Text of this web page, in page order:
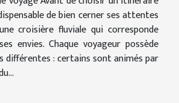
de bien cerner ses attentes
croisière fluviale qui corresponde
envies. Chaque voyageur possède
différentes : certains sont animés par